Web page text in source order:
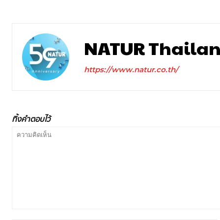
NATUR
https://www.natur.co.th/
ทิ้งคำตอบไว้